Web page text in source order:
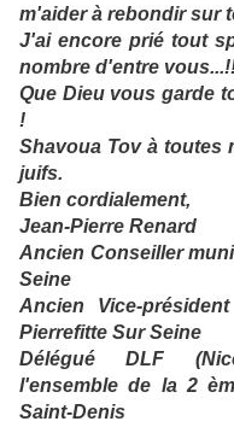
m'aider à rebondir sur
J'ai encore prié tout
nombre d'entre
Que Dieu vous garde
!
Shavoua Tov à toutes
juifs.
Bien cordialement,
Jean-Pierre Renard
Ancien Conseiller
Seine
Ancien Vice-
Pierrefitte Sur Seine
Délégué DLF
l'ensemble de la 2
Saint-Denis